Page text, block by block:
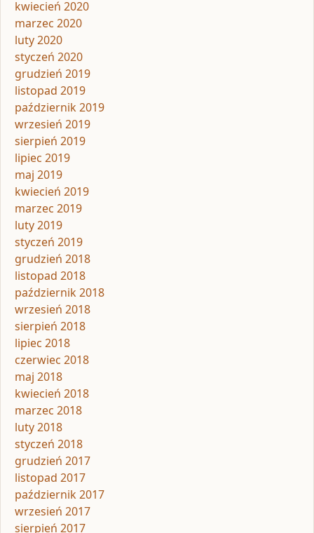
kwiecień 2020
marzec 2020
luty 2020
styczeń 2020
grudzień 2019
listopad 2019
październik 2019
wrzesień 2019
sierpień 2019
lipiec 2019
maj 2019
kwiecień 2019
marzec 2019
luty 2019
styczeń 2019
grudzień 2018
listopad 2018
październik 2018
wrzesień 2018
sierpień 2018
lipiec 2018
czerwiec 2018
maj 2018
kwiecień 2018
marzec 2018
luty 2018
styczeń 2018
grudzień 2017
listopad 2017
październik 2017
wrzesień 2017
sierpień 2017